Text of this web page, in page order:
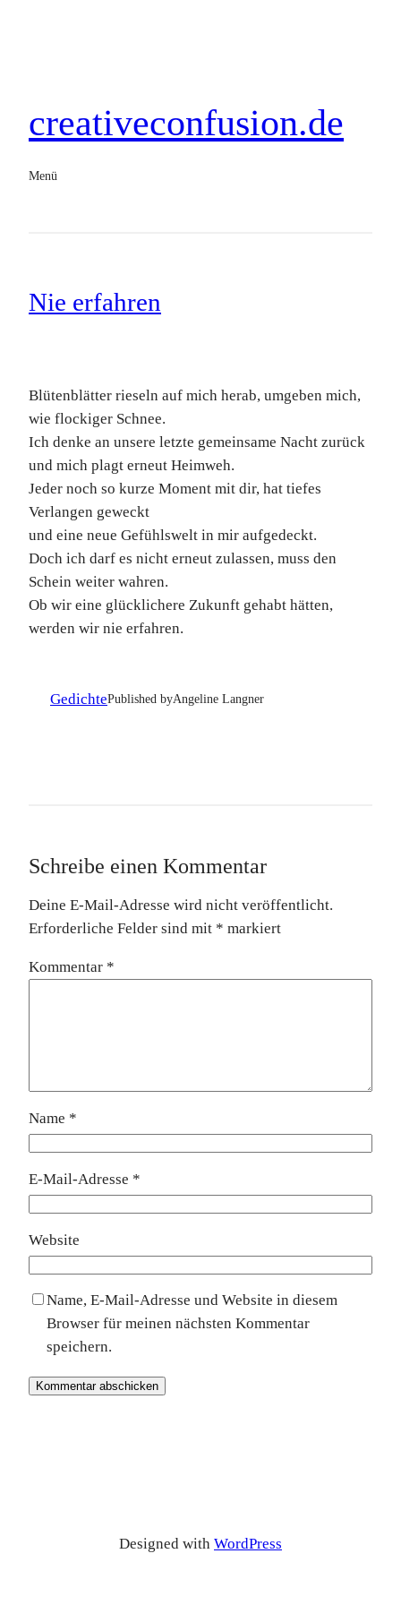
creativeconfusion.de
Menü
Nie erfahren
Blütenblätter rieseln auf mich herab, umgeben mich,
wie flockiger Schnee.
Ich denke an unsere letzte gemeinsame Nacht zurück
und mich plagt erneut Heimweh.
Jeder noch so kurze Moment mit dir, hat tiefes
Verlangen geweckt
und eine neue Gefühlswelt in mir aufgedeckt.
Doch ich darf es nicht erneut zulassen, muss den
Schein weiter wahren.
Ob wir eine glücklichere Zukunft gehabt hätten,
werden wir nie erfahren.
GedichtePublished byAngeline Langner
Schreibe einen Kommentar
Deine E-Mail-Adresse wird nicht veröffentlicht.
Erforderliche Felder sind mit * markiert
Kommentar *
Name *
E-Mail-Adresse *
Website
Name, E-Mail-Adresse und Website in diesem
Browser für meinen nächsten Kommentar
speichern.
Designed with WordPress